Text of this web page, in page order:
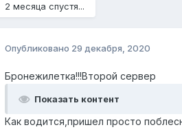
2 месяца спустя...
Опубликовано 29 декабря, 2020
Бронежилетка!!!Второй сервер
Показать контент
Как водится,пришел просто